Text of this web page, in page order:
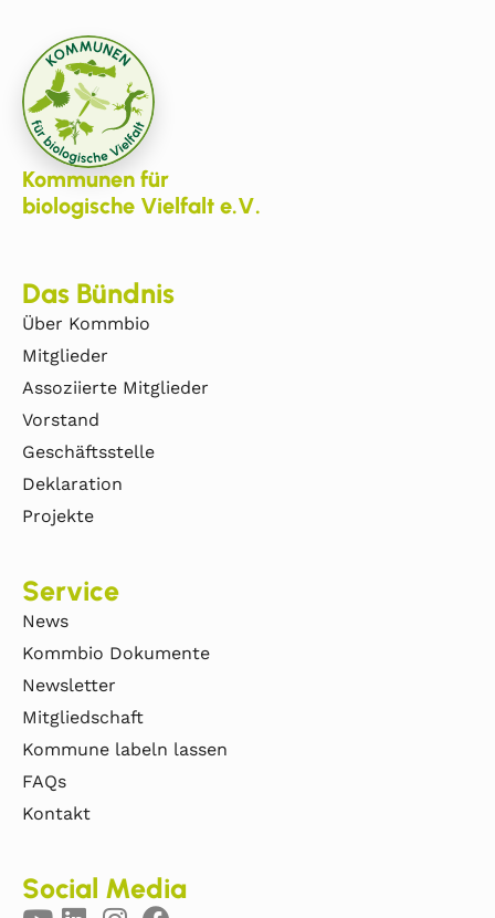
Kommunen für
biologische Vielfalt e.V.
Das Bündnis
Über Kommbio
Mitglieder
Assoziierte Mitglieder
Vorstand
Geschäftsstelle
Deklaration
Projekte
Service
News
Kommbio Dokumente
Newsletter
Mitgliedschaft
Kommune labeln lassen
FAQs
Kontakt
Social Media